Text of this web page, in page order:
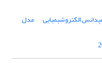
الکتروشیمیایی مدل